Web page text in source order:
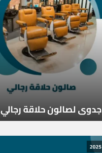
لصالون حلاقة رجالي